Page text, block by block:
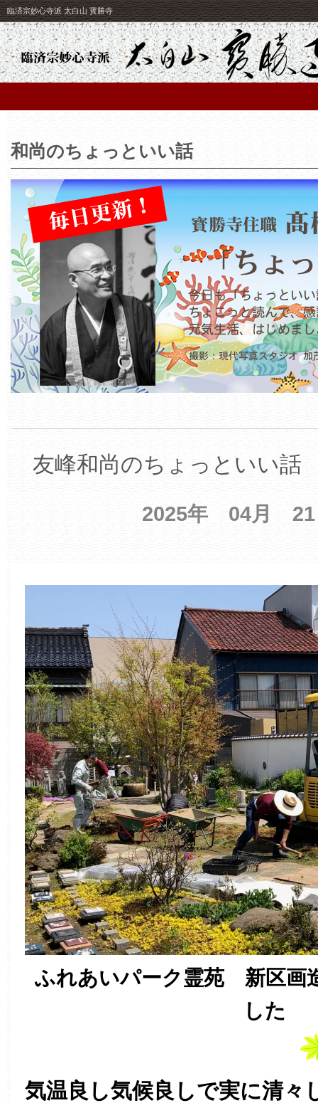
臨済宗妙心寺派 太白山 寳勝寺
和尚のちょっといい話
友峰和尚のちょっといい話
2025年 04月
ふれあいパーク霊苑 新区画
した
気温良し気候良しで実に清々